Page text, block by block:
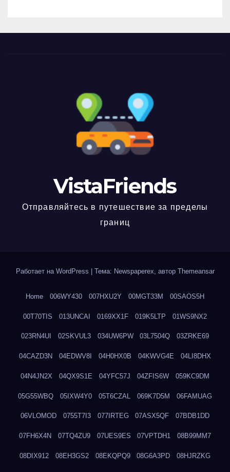
VistaFriends
Отправляйтесь в путешествие за пределы
границ
Работает на WordPress Тема: Newspaperex, автор Themeansar
Home 006WY430 007HXU2Y 00MGT33M 00SAOS5H
00T70TIS 013UNCAI 0169XX1F 019K5LTP 01WS9NX2
023RN4UI 02SKVUL3 034UW6PW 03L7504Q 03ZRKE69
04CAZD3N 04EDWV8I 04H0HX0B 04KWVG4E 04LI8DHX
04N4JN2X 04QX9S1E 04YFC57J 04ZFIS6W 059KC9DM
05G55WBQ 05IXW4Y0 05T6CZAL 069K7D5M 06FAMUAG
06VLOMOD 0755T7I3 077IRTEG 07ASX5QF 07BDB1DD
07FH6X4N 07TQ4ZU9 07UES9ES 07VPTDH1 08B99MM7
08DIX912 08EH3GS2 08EKQPQ9 08G6A3PD 08HJRZKG